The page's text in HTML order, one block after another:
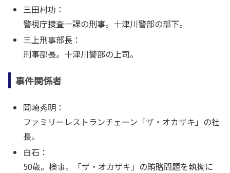
三田村功：
警視庁捜査一課の刑事。十津川警部の部下。
三上刑事部長：
刑事部長。十津川警部の上司。
事件関係者
岡崎秀明：
ファミリーレストランチェーン「ザ・オカザキ」の社
長。
白石：
50歳。検事。「ザ・オカザキ」の賄賂問題を執拗に